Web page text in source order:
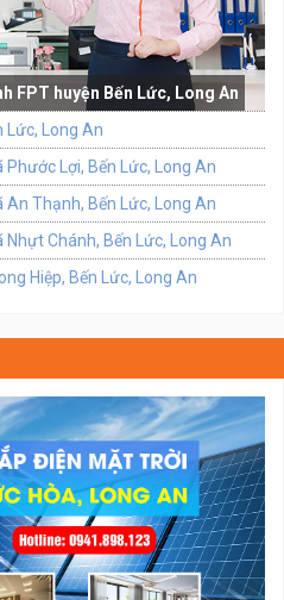
FPT huyện Bến Lức, Long An
Lức, Long An
Phước Lợi, Bến Lức, Long An
An Thạnh, Bến Lức, Long An
Nhựt Chánh, Bến Lức, Long An
Hiệp, Bến Lức, Long An